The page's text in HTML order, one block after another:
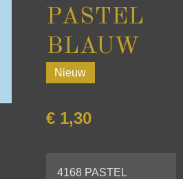
PASTEL
BLAUW
Nieuw
€ 1,30
4168 PASTEL